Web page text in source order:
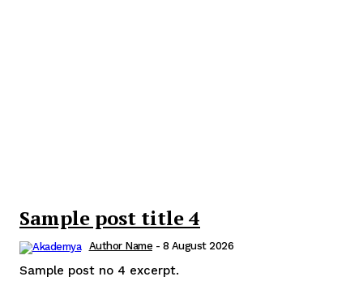
Sample post title 4
Author Name - 8 August 2026
Sample post no 4 excerpt.